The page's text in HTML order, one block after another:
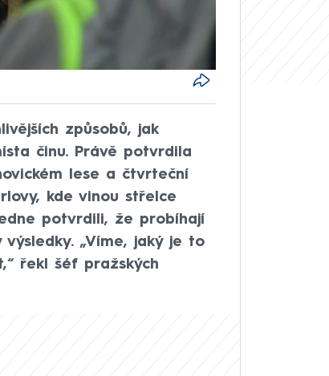
způsobů, jak
činu. Právě potvrdila
lese a čtvrteční
kde vinou střelce
potvrdili, že probíhají
„Víme, jaký je to
řekl šéf pražských